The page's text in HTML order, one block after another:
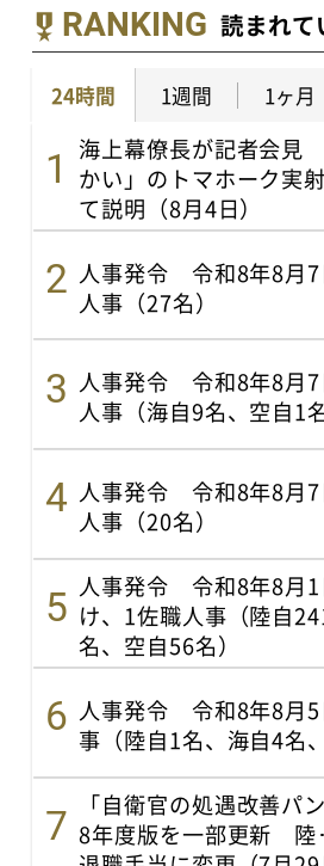
RANKING 読まれて
24時間 1週間 1ヶ月
海上幕僚長が記者会見
かい」のトマホーク実
て説明（8月4日）
人事発令 令和8年8月7
人事（27名）
人事発令 令和8年8月7
人事（海自9名、空自1名
人事発令 令和8年8月7
人事（20名）
人事発令 令和8年8月1
け、1佐職人事（陸自
名、空自56名）
人事発令 令和8年8月5
事（陸自1名、海自4名
「自衛官の処遇改善パ
8年度版を一部更新 陸